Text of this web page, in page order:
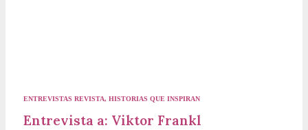
ENTREVISTAS REVISTA, HISTORIAS QUE INSPIRAN
Entrevista a: Viktor Frankl